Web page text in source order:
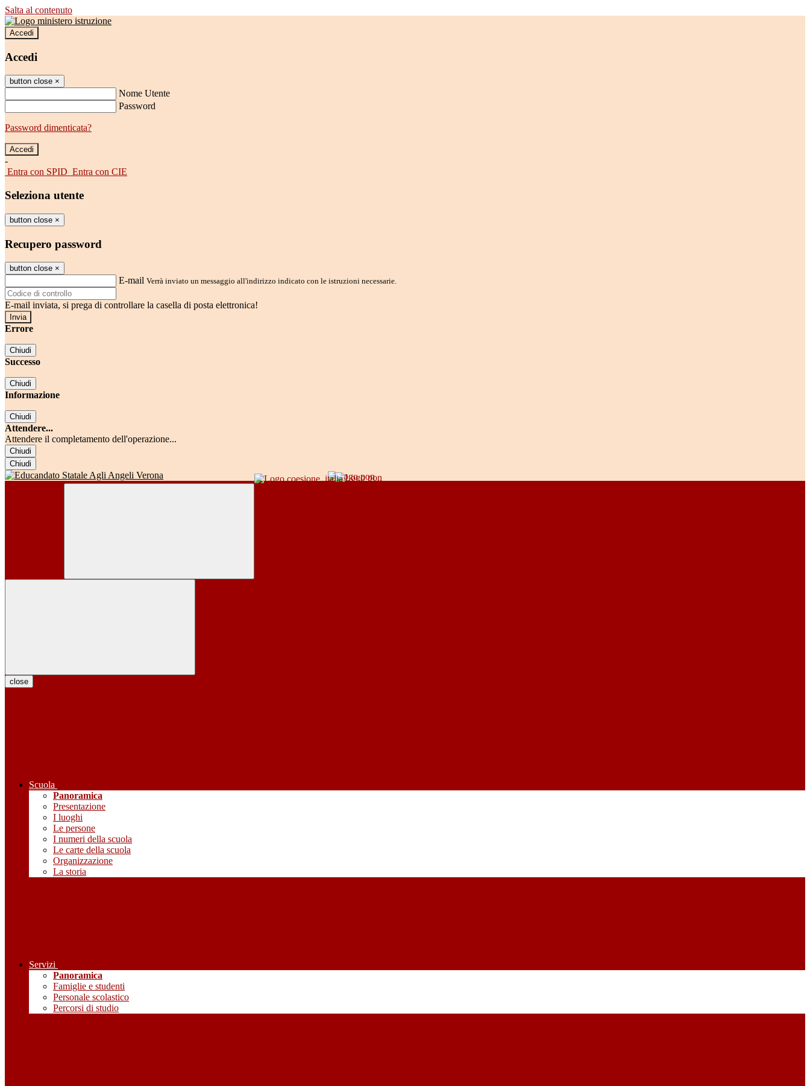
Salta al contenuto
Accedi
Accedi
button close ×
Nome Utente
Password
Password dimenticata?
-
Entra con SPID Entra con CIE
Seleziona utente
button close ×
Recupero password
button close ×
E-mail Verrà inviato un messaggio all'indirizzo indicato con le istruzioni necessarie.
E-mail inviata, si prega di controllare la casella di posta elettronica!
Errore
Chiudi
Successo
Chiudi
Informazione
Chiudi
Attendere...
Attendere il completamento dell'operazione...
Chiudi
Chiudi
close
Scuola
Panoramica
Presentazione
I luoghi
Le persone
I numeri della scuola
Le carte della scuola
Organizzazione
La storia
Servizi
Panoramica
Famiglie e studenti
Personale scolastico
Percorsi di studio